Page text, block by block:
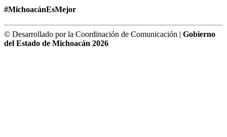
#MichoacánEsMejor
© Desarrollado por la Coordinación de Comunicación | Gobierno
del Estado de Michoacán 2026